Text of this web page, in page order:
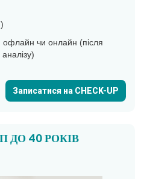
офлайн чи онлайн (після
Записатися на CHECK-UP
ДО 40 РОКІВ